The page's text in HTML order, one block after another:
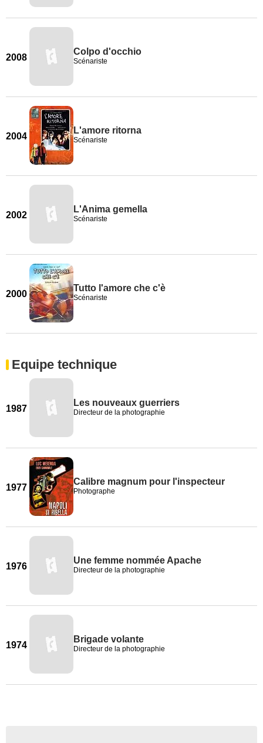
2008
Colpo d'occhio
Scénariste
2004
L'amore ritorna
Scénariste
2002
L'Anima gemella
Scénariste
2000
Tutto l'amore che c'è
Scénariste
Equipe technique
1987
Les nouveaux guerriers
Directeur de la photographie
1977
Calibre magnum pour l'inspecteur
Photographe
1976
Une femme nommée Apache
Directeur de la photographie
1974
Brigade volante
Directeur de la photographie